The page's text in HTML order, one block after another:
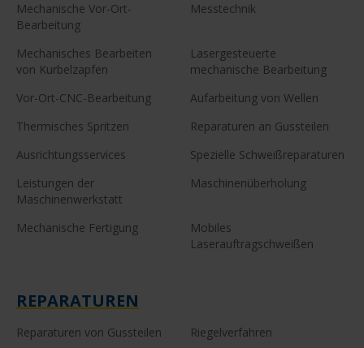
Mechanische Vor-Ort-
Bearbeitung
Messtechnik
Mechanisches Bearbeiten
von Kurbelzapfen
Lasergesteuerte
mechanische Bearbeitung
Vor-Ort-CNC-Bearbeitung
Aufarbeitung von Wellen
Thermisches Spritzen
Reparaturen an Gussteilen
Ausrichtungsservices
Spezielle Schweißreparaturen
Leistungen der
Maschinenwerkstatt
Maschinenüberholung
Mechanische Fertigung
Mobiles
Laserauftragschweißen
REPARATUREN
Reparaturen von Gussteilen
Riegelverfahren